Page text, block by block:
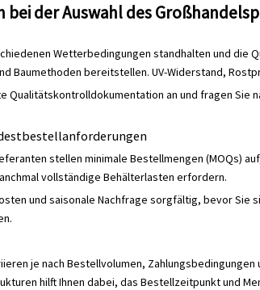
der Auswahl des
Wetterbedingungen standhalten und die
Baumethoden bereitstellen. UV-Widerstand,
Qualitätskontrolldokumentation an und fragen Sie
stellen minimale Bestellmengen (MOQs)
vollständige Behälterlasten erfordern.
und saisonale Nachfrage sorgfältig, bevor
je nach Bestellvolumen,
hilft Ihnen dabei, das Bestellzeitpunkt und